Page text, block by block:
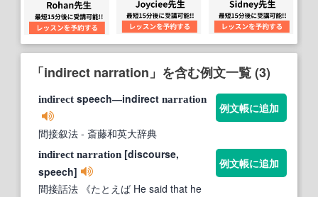
「indirect narration」を含む例文一覧 (3)
indirect speech―indirect narration
間接叙法 - 斎藤和英大辞典
例文帳に追加
indirect narration [discourse,
speech]
間接話法 《たとえば He said that he
例文帳に追加